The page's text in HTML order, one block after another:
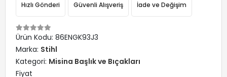
Hızlı Gönderi Güvenli Alışveriş İade ve Değişim
Ürün Kodu: 86ENGK93J3
Marka: Stihl
Kategori: Misina Başlık ve Bıçakları
Fiyat